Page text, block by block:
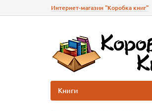
Интернет-магазин "Коробка книг"
Книги